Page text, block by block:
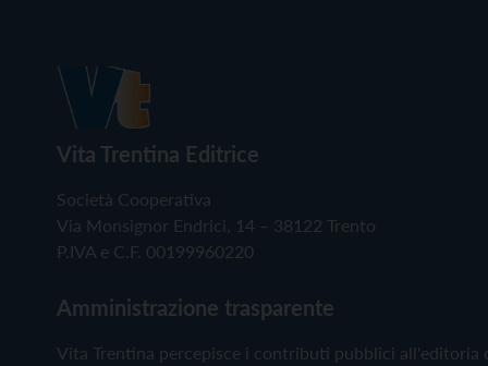
Vita Trentina Editrice
Società Cooperativa
Via Monsignor Endrici, 14 – 38122 Trento
P.IVA e C.F. 00199960220
Amministrazione trasparente
Vita Trentina percepisce i contributi pubblici all'editoria